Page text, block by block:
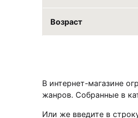
Возраст
В интернет-магазине
жанров. Собранные в
Или же введите в